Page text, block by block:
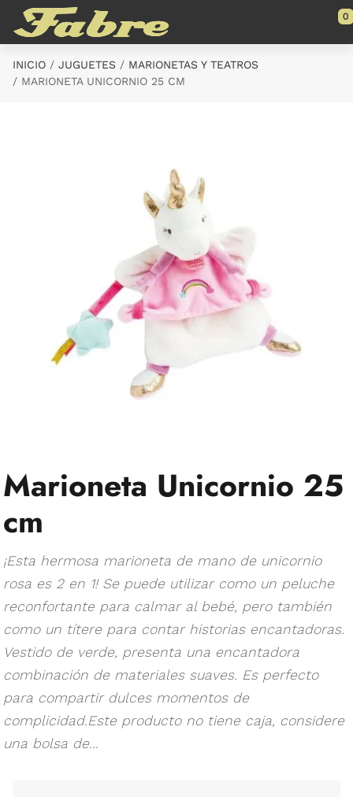
Saltar al contenido principal
0
INICIO JUGUETES
MARIONETAS Y TEATROS
MARIONETA UNICORNIO 25 CM
Marioneta Unicornio 25
cm
¡Esta hermosa marioneta de mano de unicornio
rosa es 2 en 1! Se puede utilizar como un peluche
reconfortante para calmar al bebé, pero también
como un títere para contar historias encantadoras.
Vestido de verde, presenta una encantadora
combinación de materiales suaves. Es perfecto
para compartir dulces momentos de
complicidad.Este producto no tiene caja, considere
una bolsa de...